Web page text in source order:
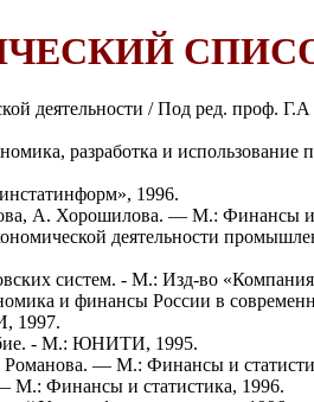
деятельности / Под ред. проф.
разработка и
1996.
А. Хорошилова. — М.: Финансы и
деятельности
систем. - М.: Изд-во
и финансы России в
1997.
- М.: ЮНИТИ, 1995.
— М.: Финансы и
М.: Финансы и статистика, 1996.